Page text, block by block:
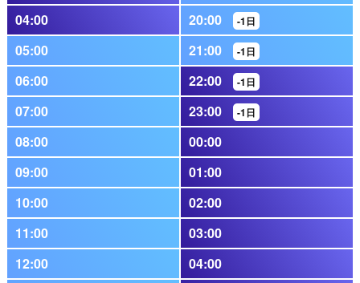
04:00 20:00 -1日
05:00 21:00 -1日
06:00 22:00 -1日
07:00 23:00 -1日
08:00
00:00
09:00
01:00
10:00
02:00
11:00
03:00
12:00
04:00